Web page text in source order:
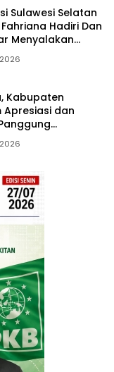
Sulawesi Selatan
Fahriana Hadiri Dan
Menyalakan
Malam
2026
Kabupaten
dan
Publik